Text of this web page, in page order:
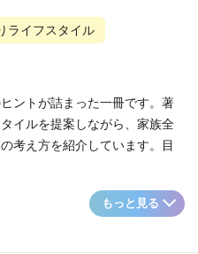
ライフスタイル
ントが詰まった一冊です。著
イルを提案しながら、家族全
考え方を紹介しています。目
もっと見る